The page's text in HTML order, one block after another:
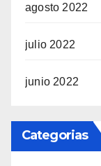
agosto 2022
julio 2022
junio 2022
Categorias